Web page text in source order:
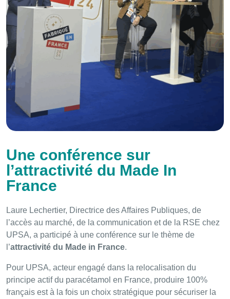
Une conférence sur
l’attractivité du Made In
France
Laure Lechertier, Directrice des Affaires Publiques, de
l’accès au marché, de la communication et de la RSE chez
UPSA, a participé à une conférence sur le thème de
l’attractivité du Made in France.
Pour UPSA, acteur engagé dans la relocalisation du
principe actif du paracétamol en France, produire 100%
français est à la fois un choix stratégique pour sécuriser la